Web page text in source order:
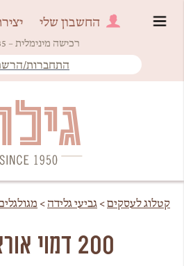
החשבון שלי
רכישה מינימלית – 35 ש"ח
התחברות/
גילרו
Since 1950
קטלוג לעסקים> גביעי גלידה >
200 דמוי אוראו ארוך